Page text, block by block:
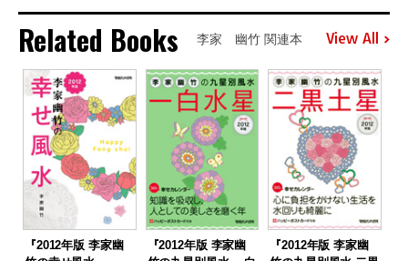
Related Books 李家 幽竹 関連本 View All
『2012年版 李家幽
『2012年版 李家幽
『2012年版 李家幽